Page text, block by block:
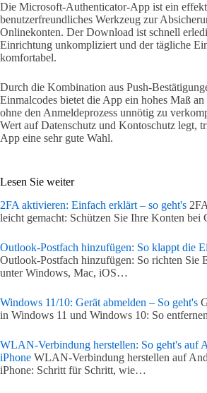
Die Microsoft-Authenticator-App ist ein
benutzerfreundliches Werkzeug zur
Onlinekonten. Der Download ist schnell
Einrichtung unkompliziert und der tägliche
komfortabel.
Durch die Kombination aus Push-
Einmalcodes bietet die App ein hohes Maß an
ohne den Anmeldeprozess unnötig zu
Wert auf Datenschutz und Kontoschutz legt,
App eine sehr gute Wahl.
Lesen Sie weiter
2FA aktivieren: Einfach erklärt – so geht's
leicht gemacht: Schützen Sie Ihre Konten
Outlook-Postfach hinzufügen: So klappt die
Outlook-Postfach hinzufügen: So richten Sie
unter Windows, Mac, iOS…
Windows 11/10: Gerät abmelden – So geht's
in Windows 11 und Windows 10: So
WLAN-Verbindung herstellen: So geht's auf
iPhone WLAN-Verbindung herstellen auf
iPhone: Schritt für Schritt, wie…